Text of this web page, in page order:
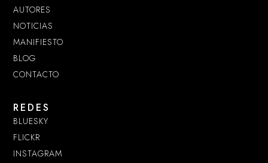
AUTORES
NOTICIAS
MANIFIESTO
BLOG
CONTACTO
REDES
BLUESKY
FLICKR
INSTAGRAM